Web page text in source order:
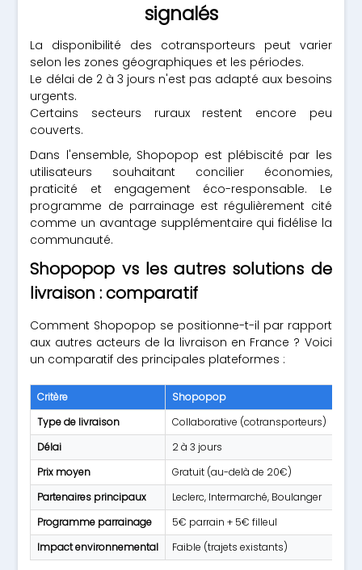
signalés
La disponibilité des cotransporteurs peut varier
selon les zones géographiques et les périodes.
Le délai de 2 à 3 jours n'est pas adapté aux besoins
urgents.
Certains secteurs ruraux restent encore peu
couverts.
Dans l'ensemble, Shopopop est plébiscité par les
utilisateurs souhaitant concilier économies,
praticité et engagement éco-responsable. Le
programme de parrainage est régulièrement cité
comme un avantage supplémentaire qui fidélise la
communauté.
Shopopop vs les autres solutions de
livraison : comparatif
Comment Shopopop se positionne-t-il par rapport
aux autres acteurs de la livraison en France ? Voici
un comparatif des principales plateformes :
Critère Shopopop
Type de livraison
Collaborative (cotransporteurs)
Délai
2 à 3 jours
Prix moyen
Gratuit (au-delà de 20€)
Partenaires principaux
Leclerc, Intermarché, Boulanger
Programme parrainage
5€ parrain + 5€ filleul
Impact environnemental
Faible (trajets existants)